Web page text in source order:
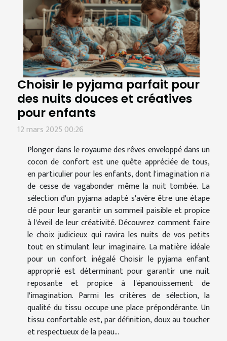
Choisir le pyjama parfait pour
des nuits douces et créatives
pour enfants
12 mars 2025 00:26
Plonger dans le royaume des rêves enveloppé dans un
cocon de confort est une quête appréciée de tous,
en particulier pour les enfants, dont l'imagination n'a
de cesse de vagabonder même la nuit tombée. La
sélection d'un pyjama adapté s'avère être une étape
clé pour leur garantir un sommeil paisible et propice
à l'éveil de leur créativité. Découvrez comment faire
le choix judicieux qui ravira les nuits de vos petits
tout en stimulant leur imaginaire. La matière idéale
pour un confort inégalé Choisir le pyjama enfant
approprié est déterminant pour garantir une nuit
reposante et propice à l'épanouissement de
l'imagination. Parmi les critères de sélection, la
qualité du tissu occupe une place prépondérante. Un
tissu confortable est, par définition, doux au toucher
et respectueux de la peau...